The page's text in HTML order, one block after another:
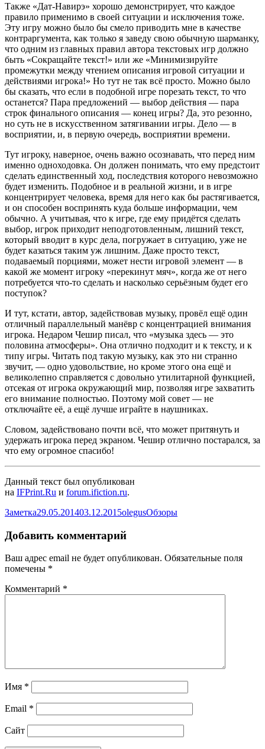
Также «Дат-Навирэ» хорошо демонстрирует, что каждое
правило применимо в своей ситуации и исключения тоже.
Эту игру можно было бы смело приводить мне в качестве
контраргумента, как только я заведу свою обычную шарманку,
что одним из главных правил автора текстовых игр должно
быть «Сокращайте текст!» или же «Минимизируйте
промежутки между чтением описания игровой ситуации и
действиями игрока!» Но тут не так всё просто. Можно было
бы сказать, что если в подобной игре порезать текст, то что
останется? Пара предложений — выбор действия — пара
строк финального описания — конец игры? Да, это резонно,
но суть не в искусственном затягивании игры. Дело — в
восприятии, и, в первую очередь, восприятии времени.
Тут игроку, наверное, очень важно осознавать, что перед ним
именно одноходовка. Он должен понимать, что ему предстоит
сделать единственный ход, последствия которого невозможно
будет изменить. Подобное и в реальной жизни, и в игре
концентрирует человека, время для него как бы растягивается,
и он способен воспринять куда больше информации, чем
обычно. А учитывая, что к игре, где ему придётся сделать
выбор, игрок приходит неподготовленным, лишний текст,
который вводит в курс дела, погружает в ситуацию, уже не
будет казаться таким уж лишним. Даже просто текст,
подаваемый порциями, может нести игровой элемент — в
какой же момент игроку «перекинут мяч», когда же от него
потребуется что-то сделать и насколько серьёзным будет его
поступок?
И тут, кстати, автор, задействовав музыку, провёл ещё один
отличный параллельный манёвр с концентрацией внимания
игрока. Недаром Чешир писал, что «музыка здесь — это
половина атмосферы». Она отлично подходит и к тексту, и к
типу игры. Читать под такую музыку, как это ни странно
звучит, — одно удовольствие, но кроме этого она ещё и
великолепно справляется с довольно утилитарной функцией,
отсекая от игрока окружающий мир, позволяя игре захватить
его внимание полностью. Поэтому мой совет — не
отключайте её, а ещё лучше играйте в наушниках.
Словом, задействовано почти всё, что может притянуть и
удержать игрока перед экраном. Чешир отлично постарался, за
что ему огромное спасибо!
Данный текст был опубликован
на IFPrint.Ru и forum.ifiction.ru.
Формат
ЗаметкаОпубликовано
29.05.201403.12.2015Автор
olegusРубрики
Обзоры
Добавить комментарий
Ваш адрес email не будет опубликован. Обязательные поля
помечены *
Комментарий *
Имя *
Email *
Сайт